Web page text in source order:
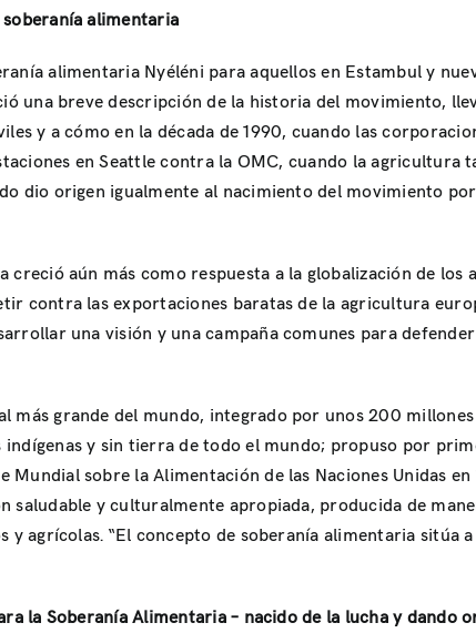
alimentaria
alimentaria Nyéléni para aquellos en Estambul y
una breve descripción de la historia del movimiento,
y a cómo en la década de 1990, cuando las
en Seattle contra la OMC, cuando la agricultura
dio origen igualmente al nacimiento del movimiento
aún más como respuesta a la globalización de los
contra las exportaciones baratas de la agricultura
una visión y una campaña comunes para
más grande del mundo, integrado por unos 200
y sin tierra de todo el mundo; propuso por
sobre la Alimentación de las Naciones Unidas en
saludable y culturalmente apropiada, producida de
y agrícolas. “El concepto de soberanía alimentaria
la Soberanía Alimentaria – nacido de la lucha y dando